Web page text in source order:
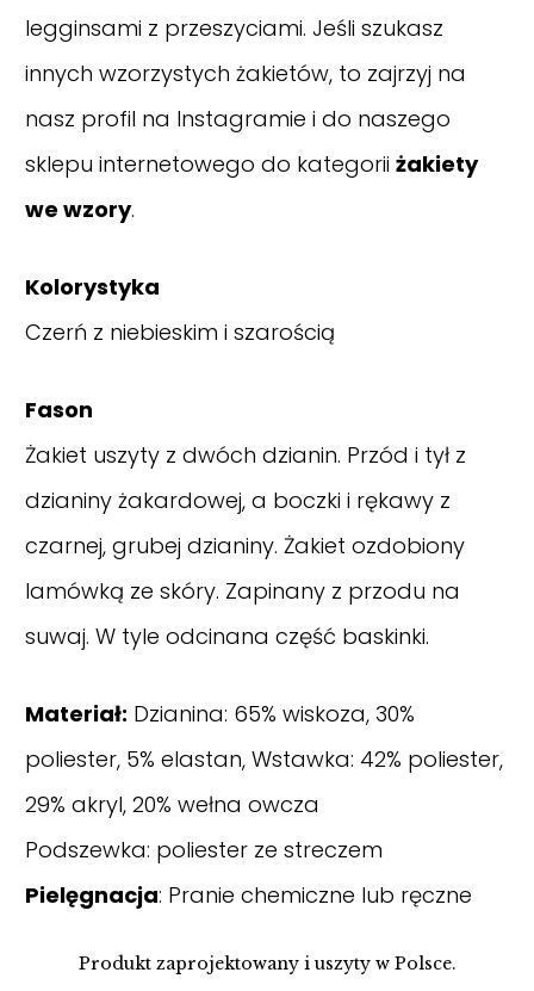
legginsami z przeszyciami. Jeśli szukasz
innych wzorzystych żakietów, to zajrzyj na
nasz profil na Instagramie i do naszego
sklepu internetowego do kategorii żakiety
we wzory.
Kolorystyka
Czerń z niebieskim i szarością
Fason
Żakiet uszyty z dwóch dzianin. Przód i tył z
dzianiny żakardowej, a boczki i rękawy z
czarnej, grubej dzianiny. Żakiet ozdobiony
lamówką ze skóry. Zapinany z przodu na
suwaj. W tyle odcinana część baskinki.
Materiał: Dzianina: 65% wiskoza, 30%
poliester, 5% elastan, Wstawka: 42% poliester,
29% akryl, 20% wełna owcza
Podszewka: poliester ze streczem
Pielęgnacja: Pranie chemiczne lub ręczne
Produkt zaprojektowany i uszyty w Polsce.